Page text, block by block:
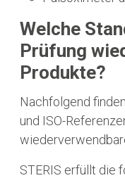
Welche
Prüfung
Produkte?
Nachfolgend
und ISO-
STERIS erfüllt die